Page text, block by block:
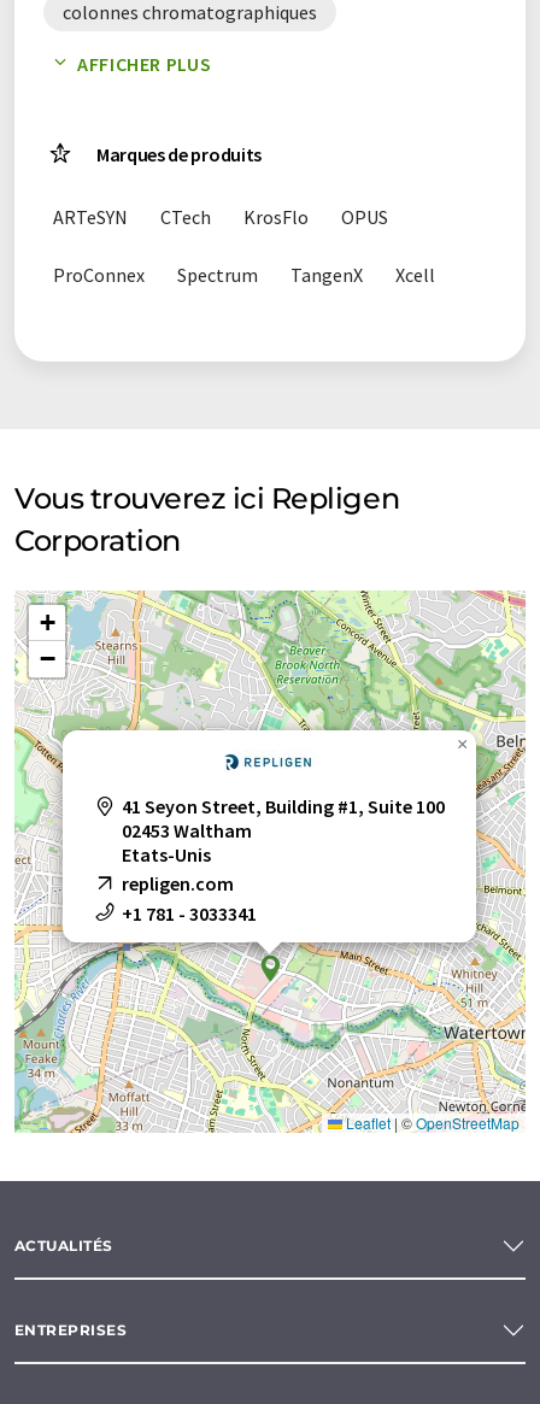
colonnes chromatographiques
colonnes de chromatographie pré-emballées
kits ELISA ligands
membranes de dialyse
plaques filtrantes
réactifs de culture cellulaire récipients
résines résines d'affinité raccords
spectrophotomètres
systèmes de chromatographie
systèmes de filtration tangentielle dynamique
systèmes de spectroscopie
systèmes jetables tubes de transfert
AFFICHER PLUS
Marques de produits
ARTeSYN CTech KrosFlo OPUS
ProConnex Spectrum TangenX Xcell
Vous trouverez ici Repligen
Corporation
41 Seyon Street, Building #1, Suite 100
02453 Waltham
Etats-Unis
repligen.com
+1 781 - 3033341
×
+
−
Leaflet | ©OpenStreetMap
ACTUALITÉS
ENTREPRISES